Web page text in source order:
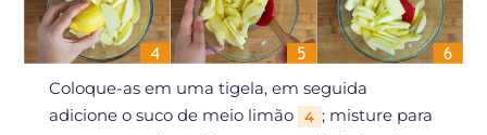
Coloque-as em uma tigela, em seguida
adicione o suco de meio limão
4 ; misture para